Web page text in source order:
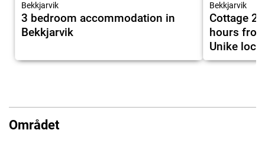
Bekkjarvik
3 bedroom accommodation in
Bekkjarvik
Bekkjarvik
Cottage 2
hours
Unike
Området